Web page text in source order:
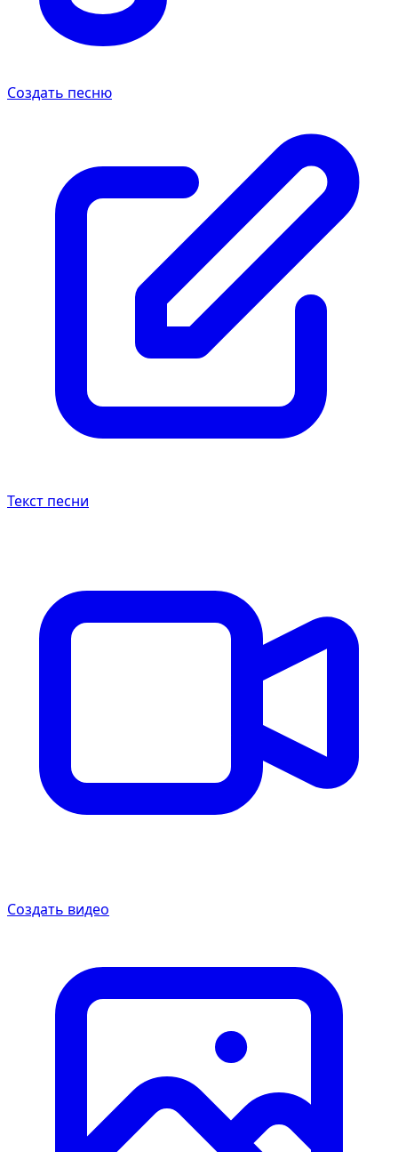
Создать песню
Текст песни
Создать видео